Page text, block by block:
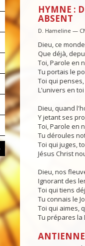
HYMNE :
ABSENT
D. Hameline —
Dieu, ce
Que déjà,
Toi, Parole en
Tu portais le
Toi qui
L'univers en
Dieu, quand
Y jetant ses
Toi, Parole en
Tu déroules
Toi qui juges,
Jésus Christ
Dieu, nos
Ignorant des
Toi qui tiens
Tu connais le
Toi qui aimes,
Tu prépares la
ANTIENNE